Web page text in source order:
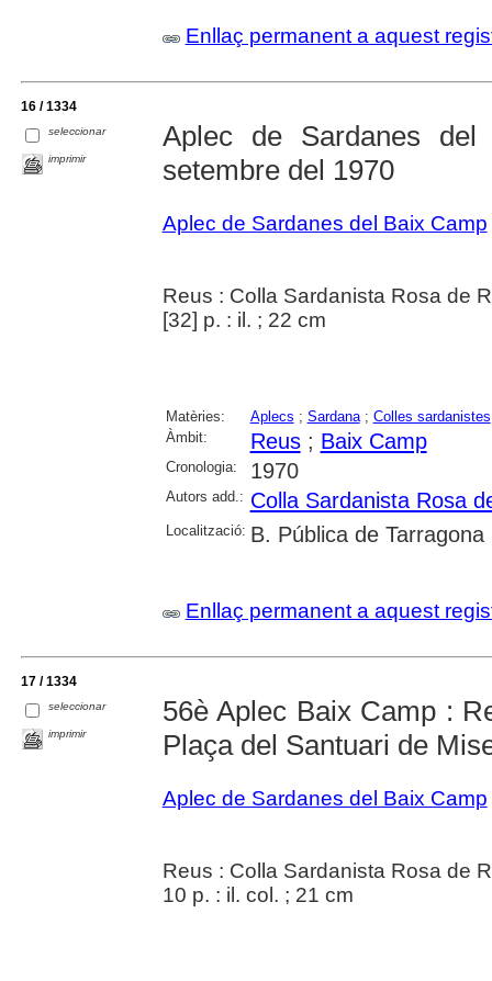
Enllaç permanent a aquest
16 / 1334
seleccionar
imprimir
Aplec de Sardanes
setembre del 1970
Aplec de Sardanes del Baix Camp
Reus : Colla Sardanista Rosa de
[32] p. : il. ; 22 cm
Matèries: Aplecs ; Sardana; Colles sardanistes
Àmbit:
Reus; Baix Camp
Cronologia: 1970
Autors add.: Colla Sardanista Rosa
Localització: B. Pública de Tarragona
Enllaç permanent a aquest
17 / 1334
seleccionar
imprimir
56è Aplec Baix Camp :
Plaça del Santuari de
Aplec de Sardanes del Baix Camp
Reus : Colla Sardanista Rosa de
10 p. : il. col. ; 21 cm